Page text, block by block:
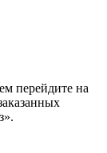
перейдите на